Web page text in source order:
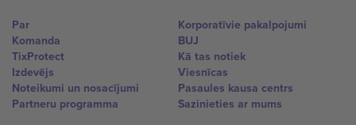
Par
Komanda
TixProtect
Izdevējs
Noteikumi un nosacījumi
Partneru programma
Korporatīvie pakalpojumi
BUJ
Kā tas notiek
Viesnīcas
Pasaules kausa centrs
Sazinieties ar mums